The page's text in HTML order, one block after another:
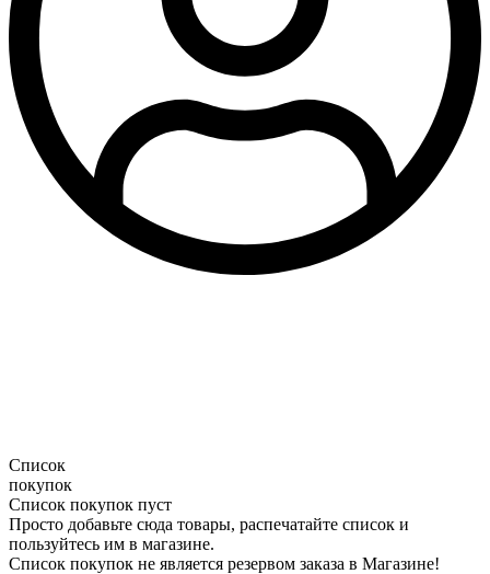
Список
покупок
Список покупок пуст
Просто добавьте сюда товары, распечатайте список и
пользуйтесь им в магазине.
Список покупок не является резервом заказа в Магазине!